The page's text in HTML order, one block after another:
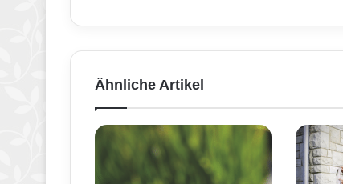
i
e
n
d
Ähnliche Artikel